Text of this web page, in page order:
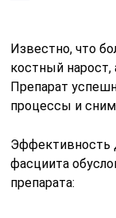
Известно, что
костный
Препарат
процессы и
Эффективность
фасциита
препарата: